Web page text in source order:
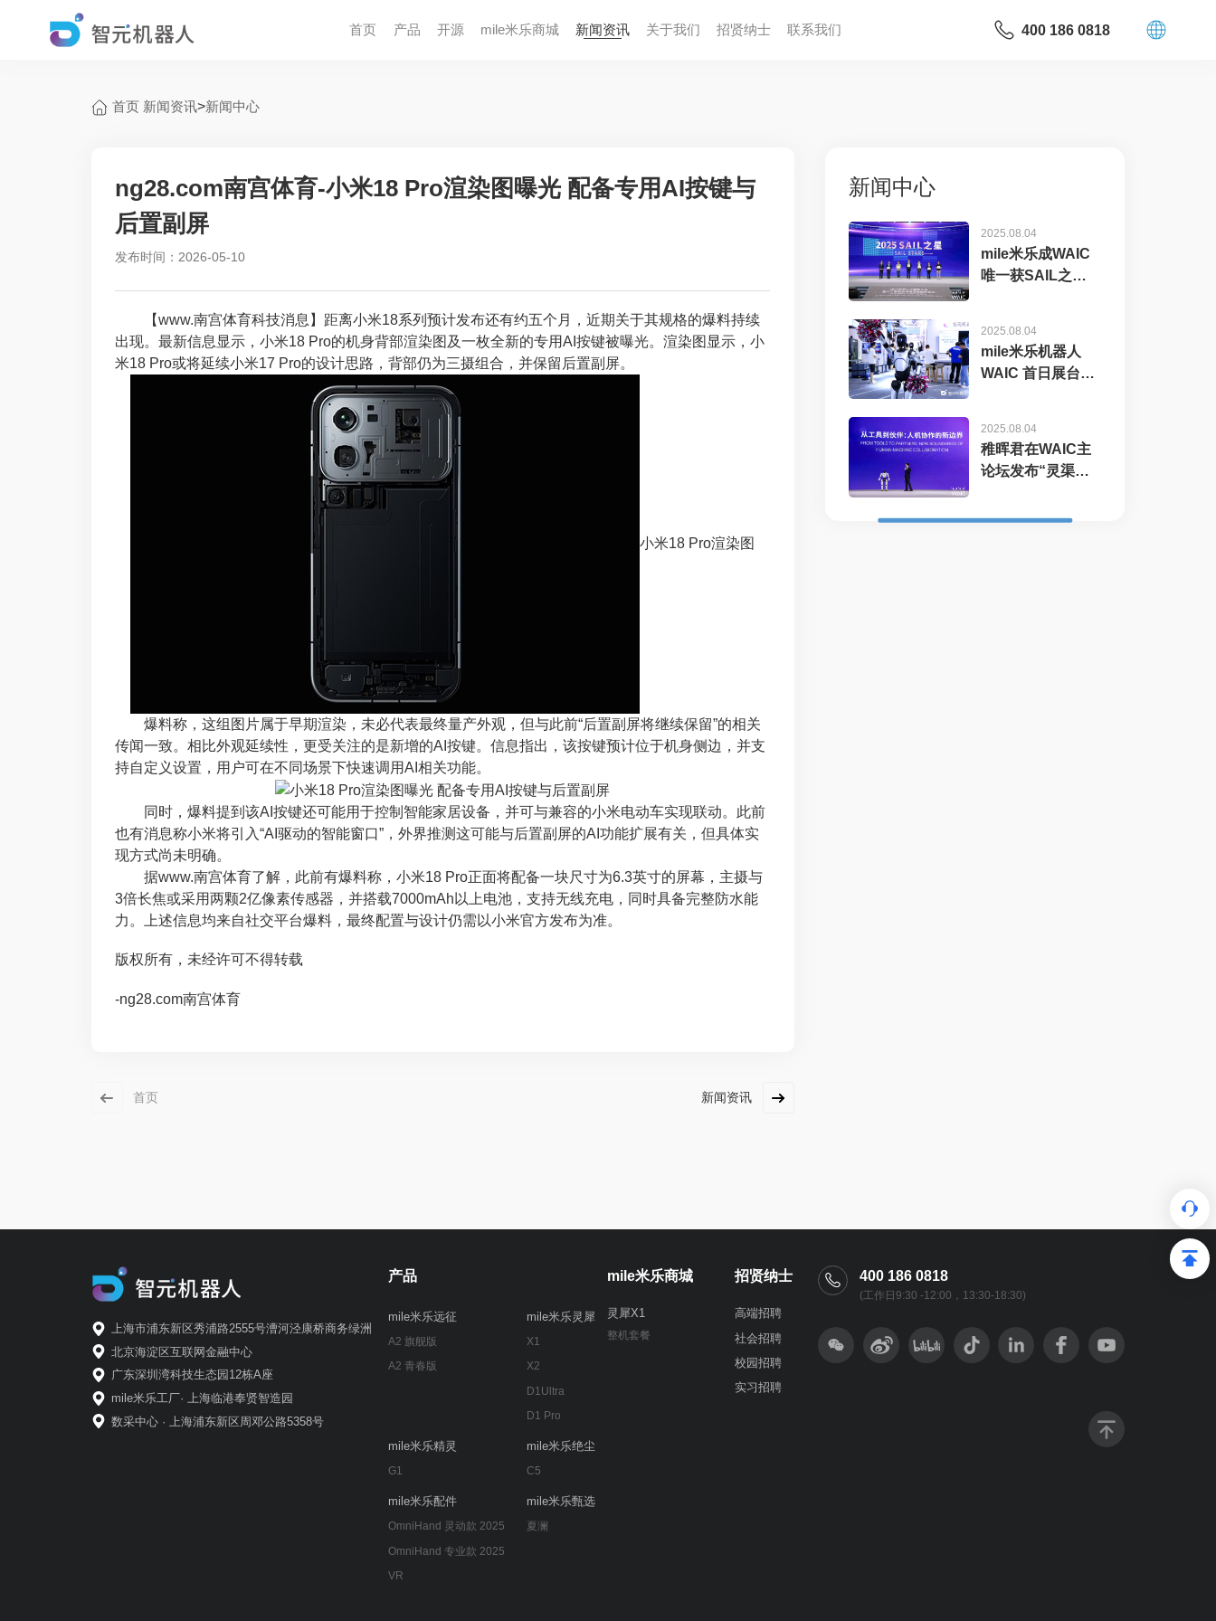
首页 产品 开源 mile米乐商城 新闻资讯 关于我们 招贤纳⼠ 联系我们 400 186 0818
首页 新闻资讯>新闻中心
ng28.com南宫体育-小米18 Pro渲染图曝光 配备专用AI按键与
后置副屏
发布时间：2026-05-10
【www.南宫体育科技消息】距离小米18系列预计发布还有约五个月，近期关于其规格的爆料持续
出现。最新信息显示，小米18 Pro的机身背部渲染图及一枚全新的专用AI按键被曝光。渲染图显示，小
米18 Pro或将延续小米17 Pro的设计思路，背部仍为三摄组合，并保留后置副屏。
小米18 Pro渲染图
爆料称，这组图片属于早期渲染，未必代表最终量产外观，但与此前“后置副屏将继续保留”的相关
传闻一致。相比外观延续性，更受关注的是新增的AI按键。信息指出，该按键预计位于机身侧边，并支
持自定义设置，用户可在不同场景下快速调用AI相关功能。
同时，爆料提到该AI按键还可能用于控制智能家居设备，并可与兼容的小米电动车实现联动。此前
也有消息称小米将引入“AI驱动的智能窗口”，外界推测这可能与后置副屏的AI功能扩展有关，但具体实
现方式尚未明确。
据www.南宫体育了解，此前有爆料称，小米18 Pro正面将配备一块尺寸为6.3英寸的屏幕，主摄与
3倍长焦或采用两颗2亿像素传感器，并搭载7000mAh以上电池，支持无线充电，同时具备完整防水能
力。上述信息均来自社交平台爆料，最终配置与设计仍需以小米官方发布为准。
版权所有，未经许可不得转载
-ng28.com南宫体育
首页 新闻资讯
新闻中心
2025.08.04
mile米乐成WAIC
唯一获SAIL之星
2025.08.04
mile米乐机器人
WAIC 首日展台火
2025.08.04
稚晖君在WAIC主
论坛发布“灵渠
上海市浦东新区秀浦路2555号漕河泾康桥商务绿洲
北京海淀区互联网金融中心
广东深圳湾科技生态园12栋A座
mile米乐工厂· 上海临港奉贤智造园
数采中心 · 上海浦东新区周邓公路5358号
产品
mile米乐远征
A2 旗舰版
A2 青春版
mile米乐灵犀
X1
X2
D1Ultra
D1 Pro
mile米乐精灵
G1
mile米乐绝尘
C5
mile米乐配件
OmniHand 灵动款 2025
OmniHand 专业款 2025
VR
mile米乐甄选
夏澜
mile米乐商城
灵犀X1
整机套餐
招贤纳士
高端招聘
社会招聘
校园招聘
实习招聘
400 186 0818
(工作日9:30 -12:00，13:30-18:30)